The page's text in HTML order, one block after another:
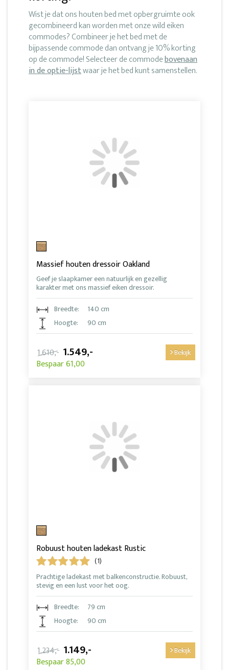
Wist je dat ons houten bed met opbergruimte ook
gecombineerd kan worden met onze wild eiken
commodes? Combineer je het bed met de
bijpassende commode dan ontvang je 10% korting
op de commode! Selecteer de commodebovenaan
in de optie-lijstwaar je het bed kunt samenstellen.
Massief houten dressoir Oakland
Geef je slaapkamer een natuurlijk en gezellig
karakter met ons massief eiken dressoir.
Breedte:
140 cm
Hoogte:
90 cm
1.610,- 1.549,-
Bespaar 61,00
Bekijk
Robuust houten ladekast Rustic
(1)
Prachtige ladekast met balkenconstructie. Robuust,
stevig en een lust voor het oog.
Breedte:
79 cm
Hoogte:
90 cm
1.234,- 1.149,-
Bespaar 85,00
Bekijk